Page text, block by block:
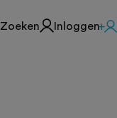
Inloggen
Zoeken